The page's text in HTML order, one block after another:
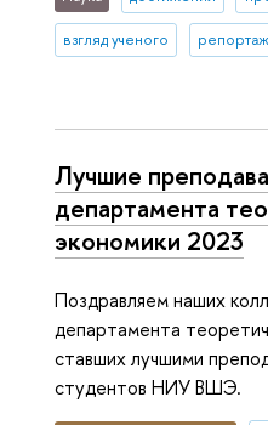
взгляд ученого
Лучшие
департамента
экономики 2023
Поздравляем наших
департамента
ставших лучшими
студентов НИУ ВШЭ.